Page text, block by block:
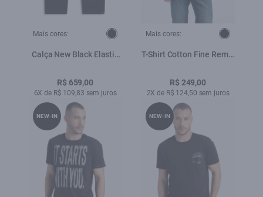
Mais cores:
Calça New Black Elastic
Black C/ Rede
R$ 659,00
6X de R$ 109,83 sem juros
Mais cores:
T-Shirt Cotton Fine Remix
R$ 249,00
2X de R$ 124,50 sem juros
NEW-IN NEW-IN